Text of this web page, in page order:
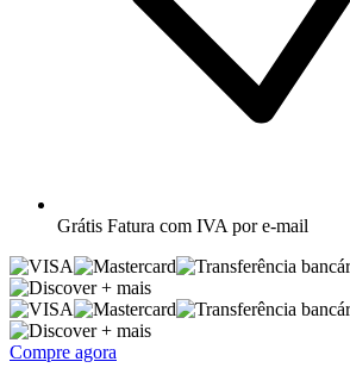
Grátis Fatura com IVA por e-mail
+ mais
+ mais
Compre agora